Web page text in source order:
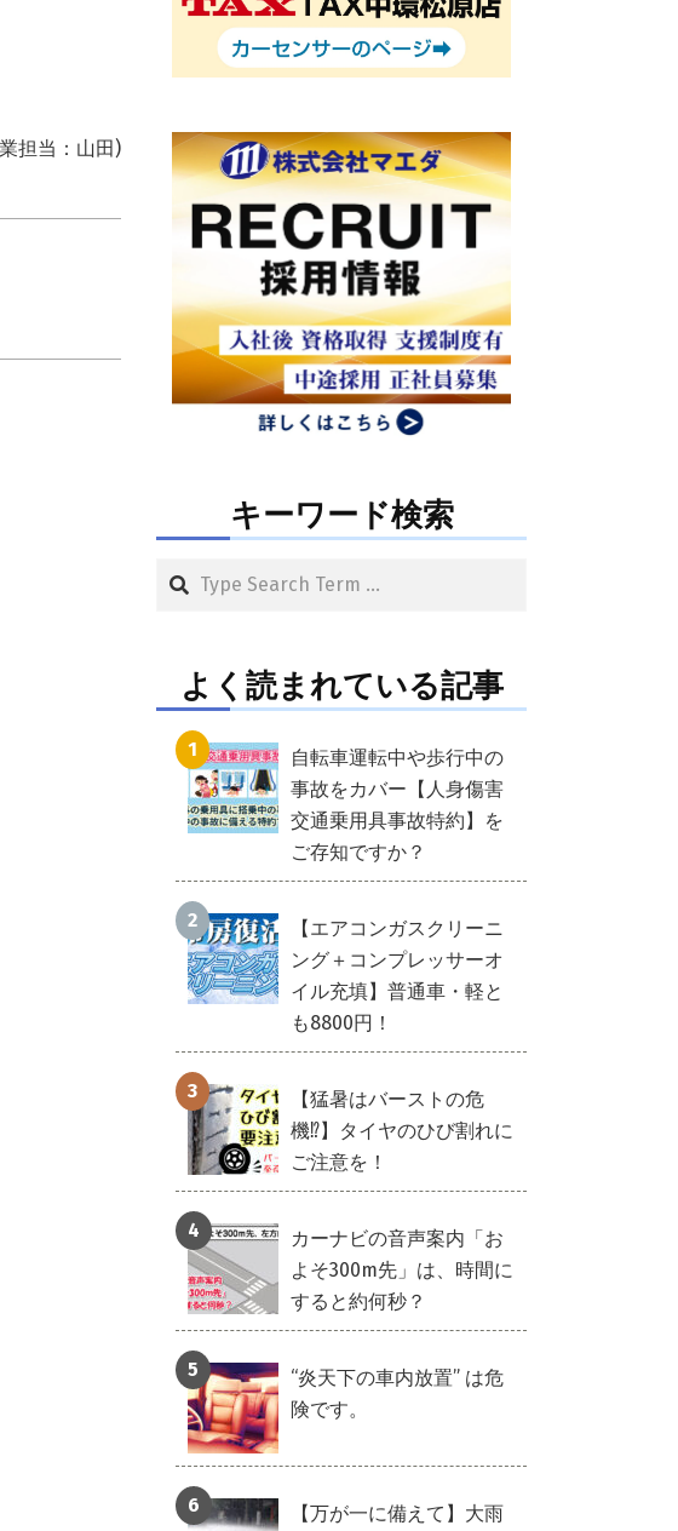
担当：山田)
キーワード検索
Search
よく読まれている記事
自転車運転中や歩行中の
事故をカバー【人身傷害
交通乗用具事故特約】を
ご存知ですか？
【エアコンガスクリーニ
ング＋コンプレッサーオ
イル充填】普通車・軽と
も8800円！
【猛暑はバーストの危
機⁉】タイヤのひび割れに
ご注意を！
カーナビの音声案内「お
よそ300m先」は、時間に
すると約何秒？
“炎天下の車内放置” は危
険です。
【万が一に備えて】大雨